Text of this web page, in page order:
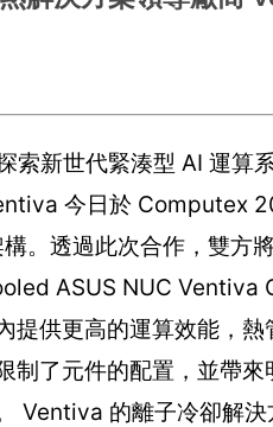
索新世代緊湊型 AI 運
今日於 Computex
。透過此次合作，雙
ASUS NUC Ventiva
提供更高的運算效能，
制了元件的配置，並帶
Ventiva 的離子冷卻解